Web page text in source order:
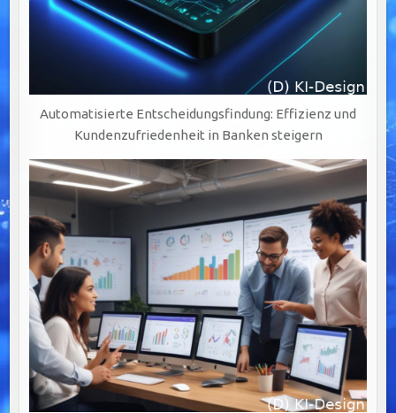
Automatisierte Entscheidungsfindung: Effizienz und
Kundenzufriedenheit in Banken steigern